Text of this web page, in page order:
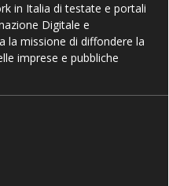
in Italia di testate e portali
Digitale e
la missione di diffondere la
imprese e pubbliche